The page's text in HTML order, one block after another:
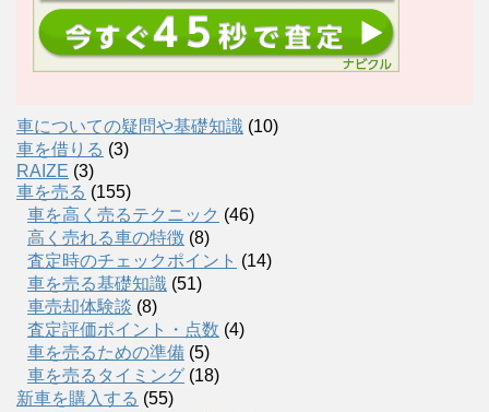
車についての疑問や基礎知識 (10)
車を借りる (3)
RAIZE (3)
車を売る (155)
車を高く売るテクニック (46)
高く売れる車の特徴 (8)
査定時のチェックポイント (14)
車を売る基礎知識 (51)
車売却体験談 (8)
査定評価ポイント・点数 (4)
車を売るための準備 (5)
車を売るタイミング (18)
新車を購入する (55)